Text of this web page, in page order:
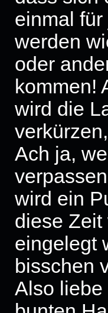
einmal
werden
oder
kommen!
wird die
Ach ja,
wird ein
diese
eingelegt
bisschen
Also liebe